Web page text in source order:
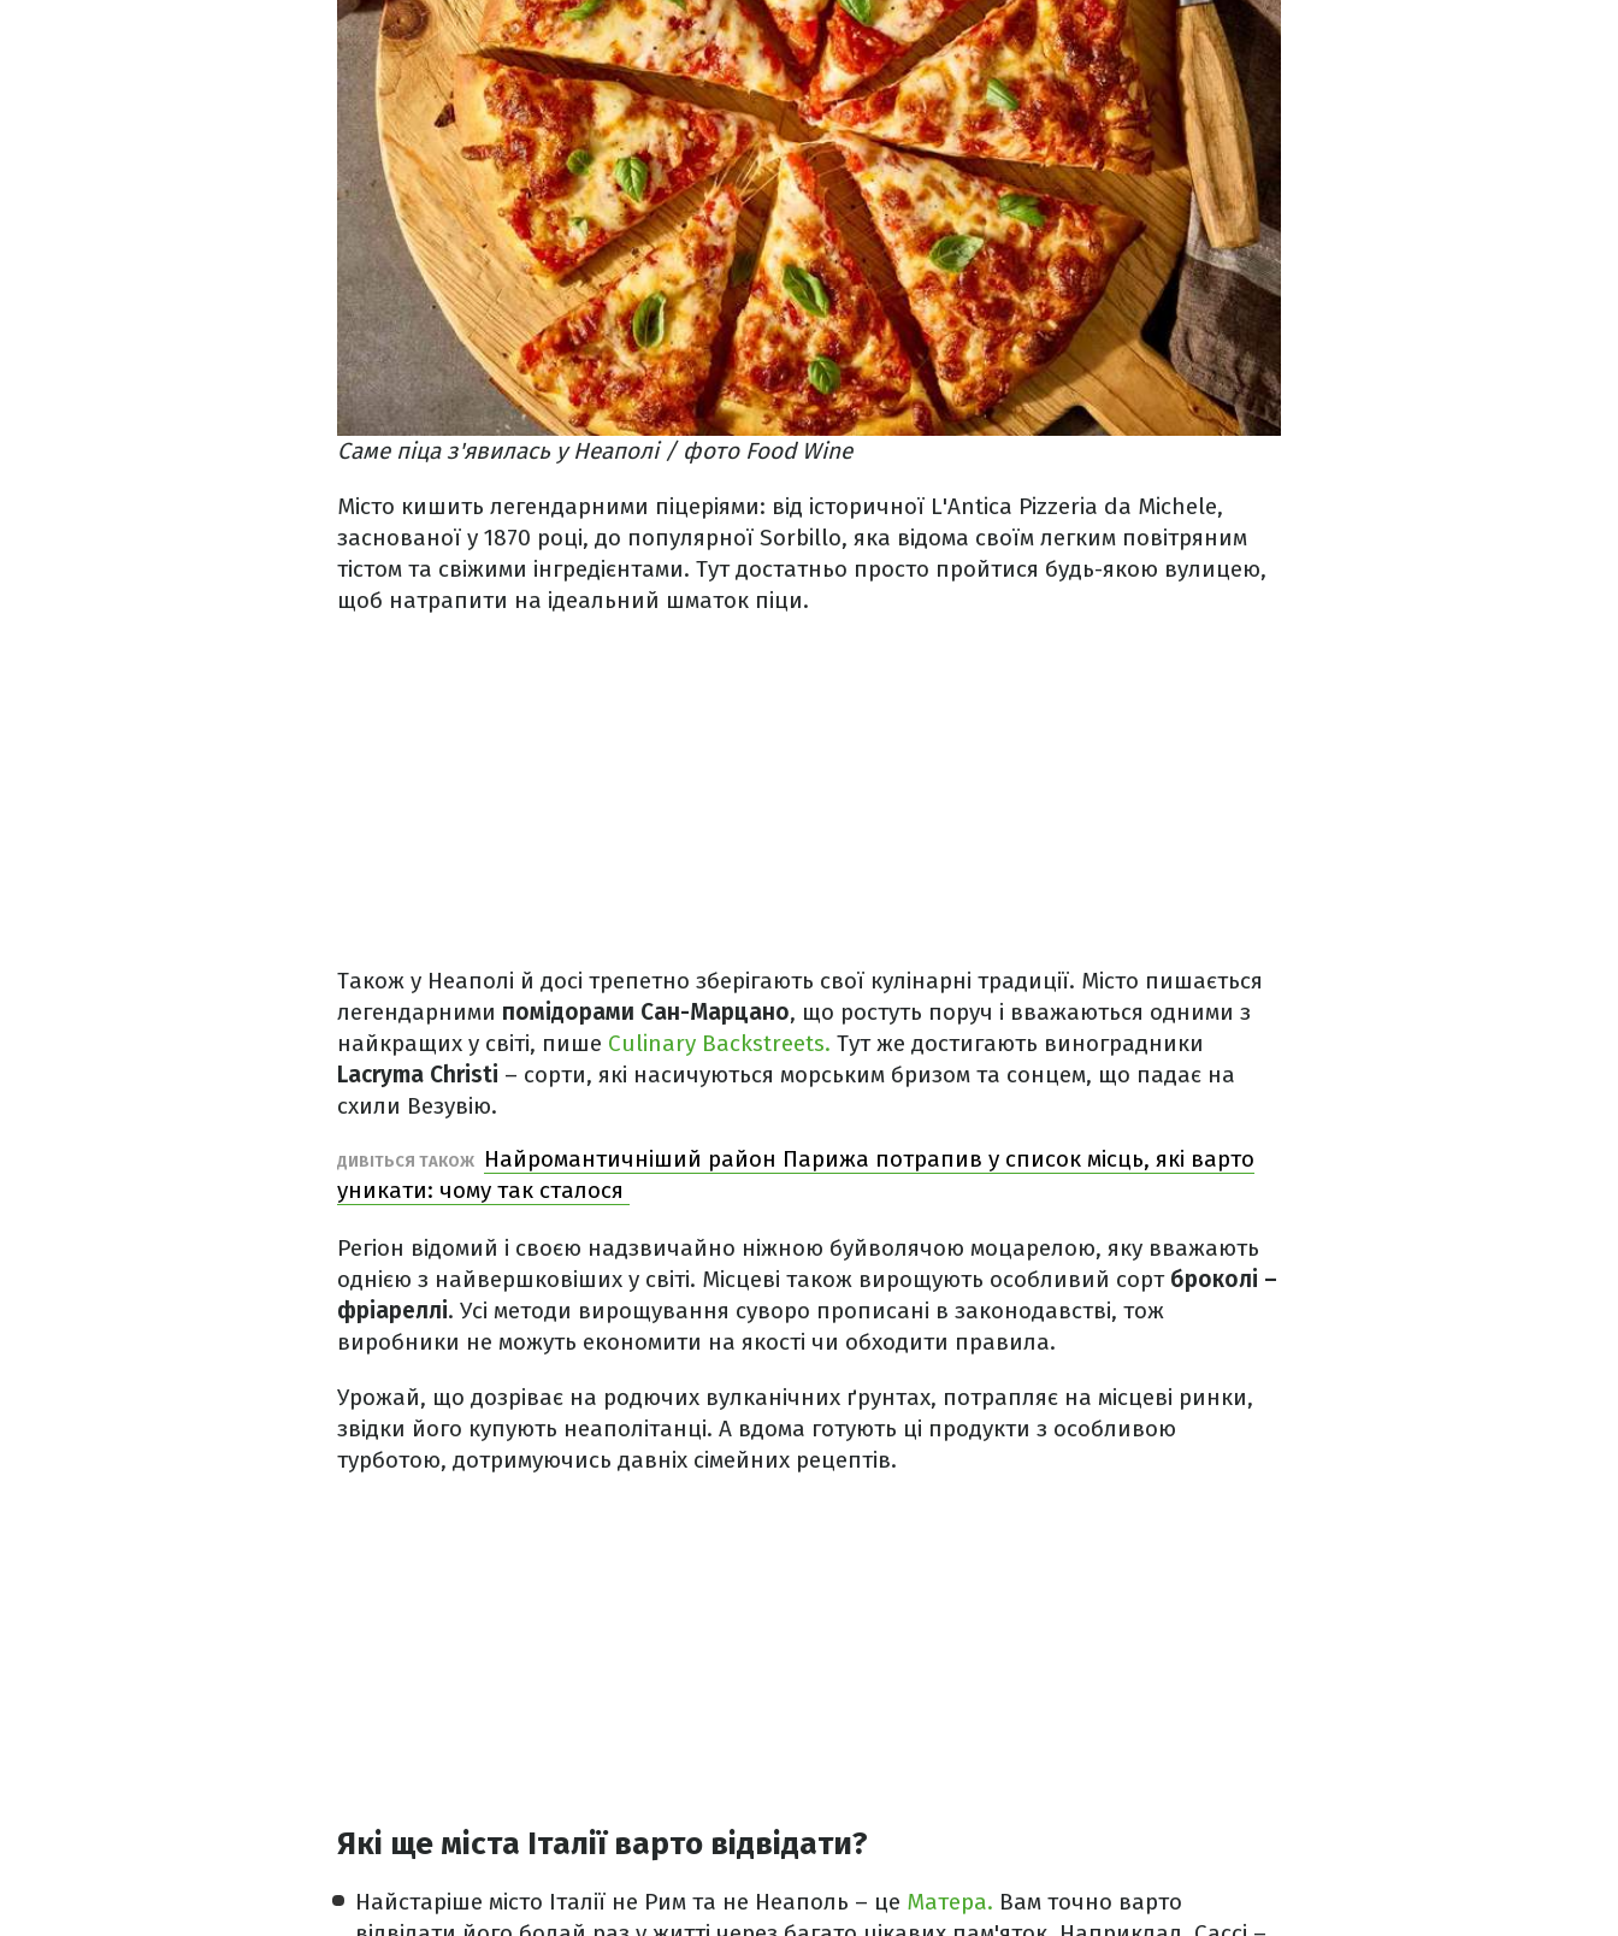
Саме піца з'явилась у Неаполі / фото Food Wine
Місто кишить легендарними піцеріями: від історичної L'Antica Pizzeria da Michele,
заснованої у 1870 році, до популярної Sorbillo, яка відома своїм легким повітряним
тістом та свіжими інгредієнтами. Тут достатньо просто пройтися будь-якою вулицею,
щоб натрапити на ідеальний шматок піци.
Також у Неаполі й досі трепетно зберігають свої кулінарні традиції. Місто пишається
легендарними помідорами Сан-Марцано, що ростуть поруч і вважаються одними з
найкращих у світі, пише Culinary Backstreets. Тут же достигають виноградники
Lacryma Christi – сорти, які насичуються морським бризом та сонцем, що падає на
схили Везувію.
ДИВІТЬСЯ ТАКОЖ
Найромантичніший район Парижа потрапив у список місць, які варто
уникати: чому так сталося
Регіон відомий і своєю надзвичайно ніжною буйволячою моцарелою, яку вважають
однією з найвершковіших у світі. Місцеві також вирощують особливий сорт броколі –
фріареллі. Усі методи вирощування суворо прописані в законодавстві, тож
виробники не можуть економити на якості чи обходити правила.
Урожай, що дозріває на родючих вулканічних ґрунтах, потрапляє на місцеві ринки,
звідки його купують неаполітанці. А вдома готують ці продукти з особливою
турботою, дотримуючись давніх сімейних рецептів.
Які ще міста Італії варто відвідати?
Найстаріше місто Італії не Рим та не Неаполь – це Матера. Вам точно варто